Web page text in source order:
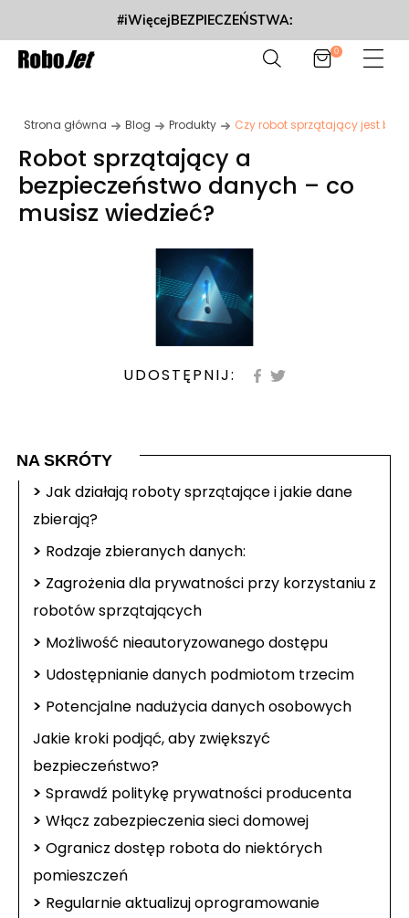
#iWięcejBEZPIECZEŃSTWA:
0
Strona główna Blog Produkty Czy robot sprzątający jest
Robot sprzątający a
bezpieczeństwo danych – co
musisz wiedzieć?
UDOSTĘPNIJ:
NA SKRÓTY
> Jak działają roboty sprzątające i jakie dane
zbierają?
> Rodzaje zbieranych danych:
> Zagrożenia dla prywatności przy korzystaniu z
robotów sprzątających
> Możliwość nieautoryzowanego dostępu
> Udostępnianie danych podmiotom trzecim
> Potencjalne nadużycia danych osobowych
Jakie kroki podjąć, aby zwiększyć
bezpieczeństwo?
> Sprawdź politykę prywatności producenta
> Włącz zabezpieczenia sieci domowej
> Ogranicz dostęp robota do niektórych
pomieszczeń
> Regularnie aktualizuj oprogramowanie